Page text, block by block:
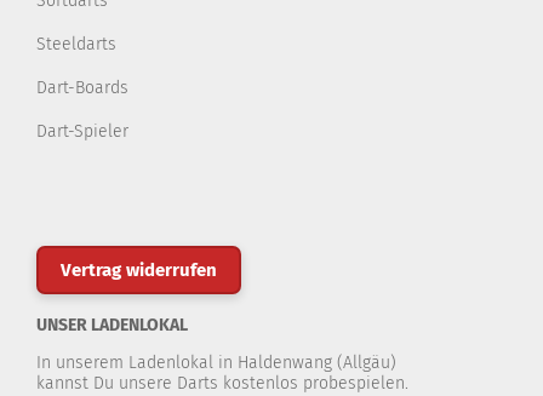
Steeldarts
Dart-Boards
Dart-Spieler
Vertrag widerrufen
UNSER LADENLOKAL
In unserem Ladenlokal in Haldenwang (Allgäu)
kannst Du unsere Darts kostenlos probespielen.